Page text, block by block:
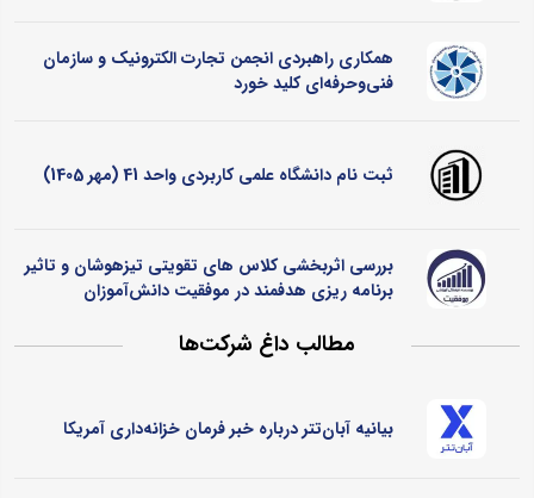
همکاری راهبردی انجمن تجارت الکترونیک و سازمان
فنی‌وحرفه‌ای کلید خورد
ثبت نام دانشگاه علمی کاربردی واحد 41 (مهر 1405)
بررسی اثربخشی کلاس ‌های تقویتی تیزهوشان و تاثیر
برنامه ‌ریزی هدفمند در موفقیت دانش‌آموزان
مطالب داغ شرکت‌ها
بیانیه آبان‌تتر درباره خبر فرمان خزانه‌داری آمریکا